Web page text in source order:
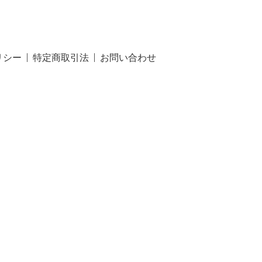
シー 特定商取引法 お問い合わせ